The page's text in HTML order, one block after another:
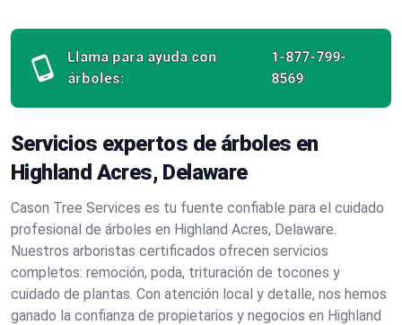
Llama para ayuda con
árboles:
1-877-799-
8569
Servicios expertos de árboles en
Highland Acres, Delaware
Cason Tree Services es tu fuente confiable para el cuidado
profesional de árboles en Highland Acres, Delaware.
Nuestros arboristas certificados ofrecen servicios
completos: remoción, poda, trituración de tocones y
cuidado de plantas. Con atención local y detalle, nos hemos
ganado la confianza de propietarios y negocios en Highland